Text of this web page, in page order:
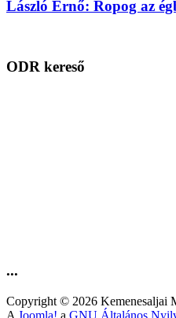
László Ernő: Ropog az
ODR kereső
...
Copyright © 2026